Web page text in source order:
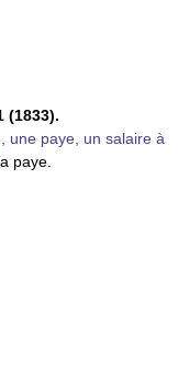
(1833).
une paye, un salaire à
paye.